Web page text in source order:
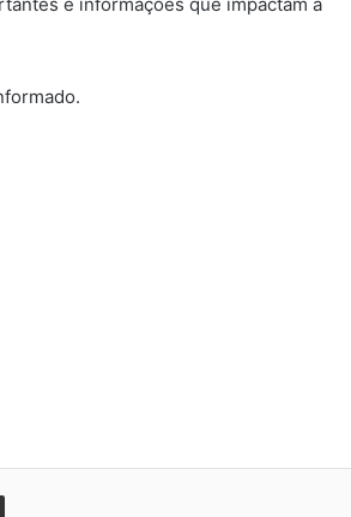
Compartilhar